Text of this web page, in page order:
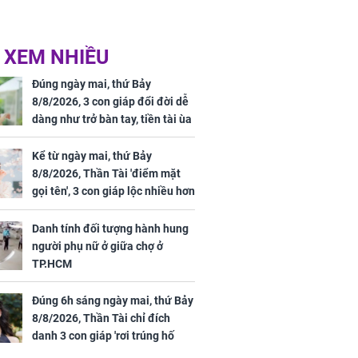
NHIỀU
Đúng ngày mai, thứ Bảy
8/8/2026, 3 con giáp đổi đời dễ
dàng như trở bàn tay, tiền tài ùa
tới, ngồi không lộc cũng đến,
phú quý theo tới già
Kể từ ngày mai, thứ Bảy
8/8/2026, Thần Tài 'điểm mặt
gọi tên', 3 con giáp lộc nhiều hơn
sông, tài vận sáng như trăng
Rằm, chính thức hết khổ
Danh tính đối tượng hành hung
người phụ nữ ở giữa chợ ở
TP.HCM
Đúng 6h sáng ngày mai, thứ Bảy
8/8/2026, Thần Tài chỉ đích
danh 3 con giáp 'rơi trúng hố